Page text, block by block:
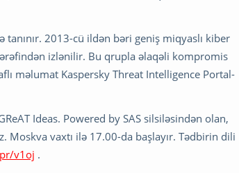
tanınır. 2013-cü ildən bəri geniş miqyaslı kiber
izlənilir. Bu qrupla əlaqəli kompromis
məlumat Kaspersky Threat Intelligence Portal-
Ideas. Powered by SAS silsiləsindən olan,
vaxtı ilə 17.00-da başlayır. Tədbirin dili
v1oj .